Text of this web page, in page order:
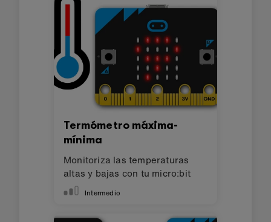
Termómetro máxima-
mínima
Monitoriza las temperaturas
altas y bajas con tu micro:bit
Intermedio